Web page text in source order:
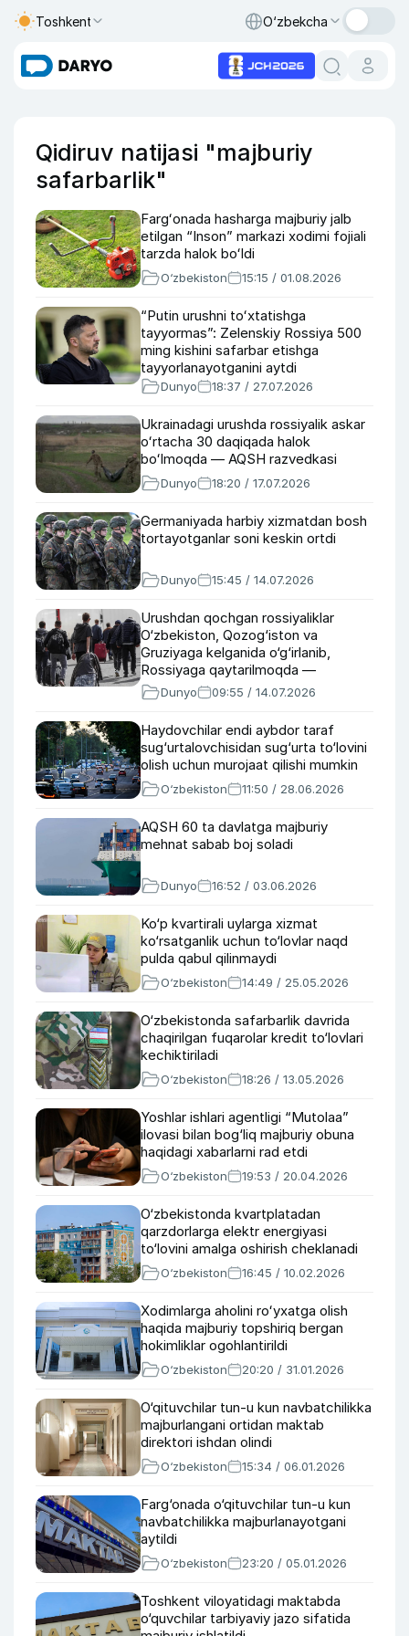
Toshkent O‘zbekcha
Qidiruv natijasi "majburiy
safarbarlik"
Fargʻonada hasharga majburiy jalb
etilgan “Inson” markazi xodimi fojiali
tarzda halok boʻldi
O‘zbekiston 15:15 / 01.08.2026
“Putin urushni toʻxtatishga
tayyormas”: Zelenskiy Rossiya 500
ming kishini safarbar etishga
tayyorlanayotganini aytdi
Dunyo 18:37 / 27.07.2026
Ukrainadagi urushda rossiyalik askar
oʻrtacha 30 daqiqada halok
boʻlmoqda — AQSH razvedkasi
Dunyo 18:20 / 17.07.2026
Germaniyada harbiy xizmatdan bosh
tortayotganlar soni keskin ortdi
Dunyo 15:45 / 14.07.2026
Urushdan qochgan rossiyaliklar
O‘zbekiston, Qozog‘iston va
Gruziyaga kelganida o‘g‘irlanib,
Rossiyaga qaytarilmoqda —
“Meduza”
Dunyo 09:55 / 14.07.2026
Haydovchilar endi aybdor taraf
sug‘urtalovchisidan sug‘urta to‘lovini
olish uchun murojaat qilishi mumkin
O‘zbekiston 11:50 / 28.06.2026
AQSH 60 ta davlatga majburiy
mehnat sabab boj soladi
Dunyo 16:52 / 03.06.2026
Ko‘p kvartirali uylarga xizmat
ko‘rsatganlik uchun to‘lovlar naqd
pulda qabul qilinmaydi
O‘zbekiston 14:49 / 25.05.2026
O‘zbekistonda safarbarlik davrida
chaqirilgan fuqarolar kredit to‘lovlari
kechiktiriladi
O‘zbekiston 18:26 / 13.05.2026
Yoshlar ishlari agentligi “Mutolaa”
ilovasi bilan bog‘liq majburiy obuna
haqidagi xabarlarni rad etdi
O‘zbekiston 19:53 / 20.04.2026
O‘zbekistonda kvartplatadan
qarzdorlarga elektr energiyasi
to‘lovini amalga oshirish cheklanadi
O‘zbekiston 16:45 / 10.02.2026
Xodimlarga aholini roʻyxatga olish
haqida majburiy topshiriq bergan
hokimliklar ogohlantirildi
O‘zbekiston 20:20 / 31.01.2026
O‘qituvchilar tun-u kun navbatchilikka
majburlangani ortidan maktab
direktori ishdan olindi
O‘zbekiston 15:34 / 06.01.2026
Farg‘onada o‘qituvchilar tun-u kun
navbatchilikka majburlanayotgani
aytildi
O‘zbekiston 23:20 / 05.01.2026
Toshkent viloyatidagi maktabda
o‘quvchilar tarbiyaviy jazo sifatida